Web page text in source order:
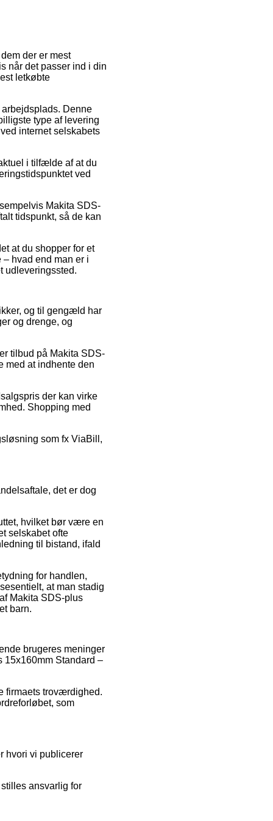
der er mest
når det passer ind i din
letkøbte
Denne
type af levering
internet selskabets
i tilfælde af at du
ved
Makita SDS-
tidspunkt, så de kan
at du shopper for et
hvad end man er i
udleveringssted.
og til gengæld har
og drenge, og
tilbud på Makita SDS-
med at indhente den
der kan virke
Shopping med
som fx ViaBill,
det er dog
hvilket bør være en
selskabet ofte
til bistand, ifald
for handlen,
at man stadig
Makita SDS-plus
barn.
brugeres meninger
15x160mm Standard –
firmaets troværdighed.
som
hvori vi publicerer
ansvarlig for